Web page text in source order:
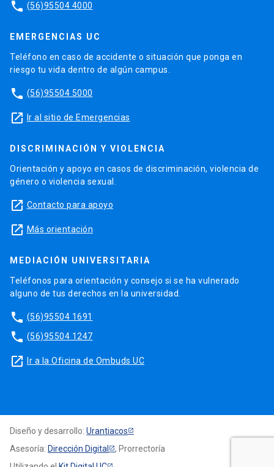
phone (56)95504 4000
EMERGENCIAS UC
Teléfono en caso de accidente o situación que ponga en
riesgo tu vida dentro de algún campus.
phone (56)95504 5000
launch Ir al sitio de Emergencias
DISCRIMINACIÓN Y VIOLENCIA
Orientación y apoyo en casos de discriminación, violencia de
género o violencia sexual.
launch Contacto para apoyo
launch Más orientación
MEDIACIÓN UNIVERSITARIA
Teléfonos para orientación y consejo si se ha vulnerado
alguno de tus derechos en la universidad.
phone (56)95504 1691
phone (56)95504 1247
launch Ir a la Oficina de Ombuds UC
Diseño y desarrollo: Urantiacos
Asesoría: Dirección Digital
, Prorrectoría